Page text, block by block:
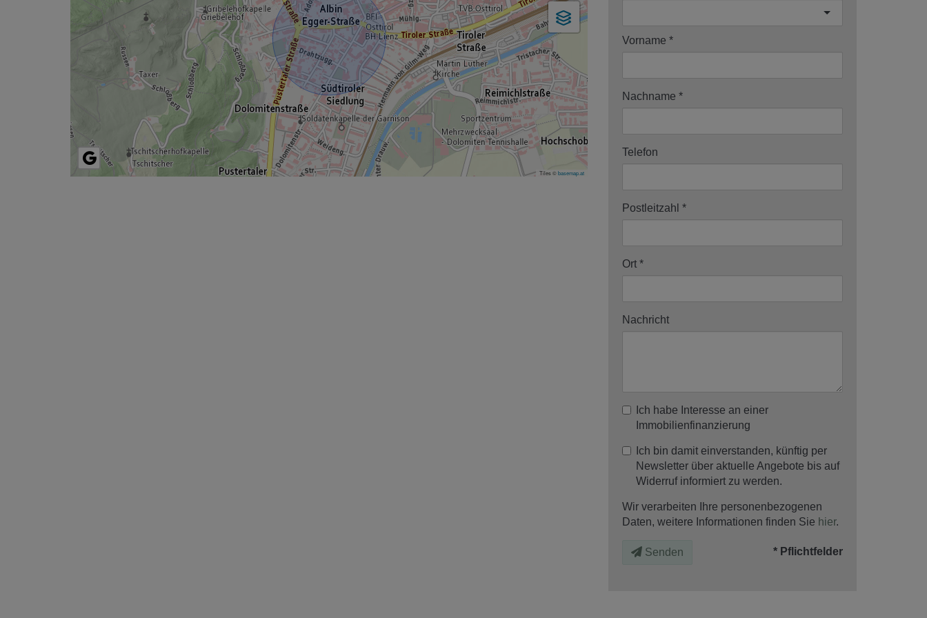
Tiles ©basemap.at
Vorname
Nachname
Telefon
Postleitzahl
Ort
Nachricht
Ich habe Interesse an einer
Immobilienfinanzierung
Ich bin damit einverstanden, künftig per
Newsletter über aktuelle Angebote bis auf
Widerruf informiert zu werden.
Wir verarbeiten Ihre personenbezogenen
Daten, weitere Informationen finden Sie hier.
Senden * Pflichtfelder